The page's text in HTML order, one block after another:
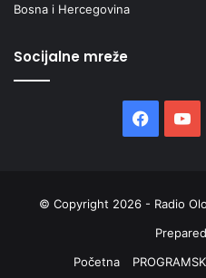
Bosna i Hercegovina
Socijalne mreže
© Copyright 2026 - Radio
Početna